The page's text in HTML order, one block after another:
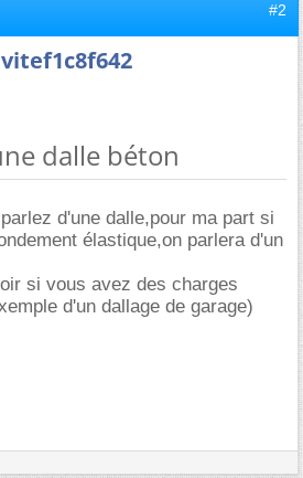
#2
dalle béton
d'une dalle,pour ma part si
élastique,on parlera d'un
si vous avez des charges
d'un dallage de garage)